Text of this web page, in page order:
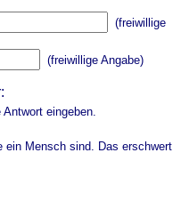
(freiwillige
(freiwillige Angabe)
Antwort eingeben.
ein Mensch sind. Das erschwert